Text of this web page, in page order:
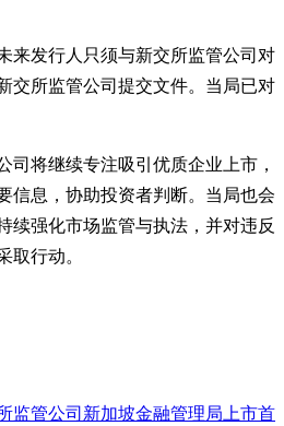
来发行人只须与新交所监管公司对
交所监管公司提交文件。当局已对
司将继续专注吸引优质企业上市，
信息，协助投资者判断。当局也会
续强化市场监管与执法，并对违反
取行动。
监管公司 新加坡金融管理局 上市首